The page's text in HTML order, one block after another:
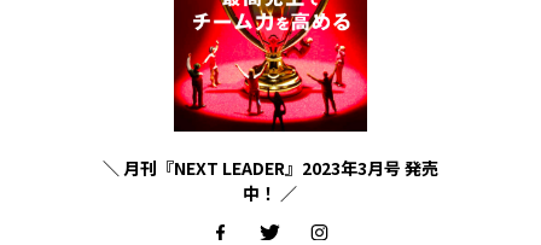
＼ 月刊『NEXT LEADER』2023年3月号 発売
中！ ／